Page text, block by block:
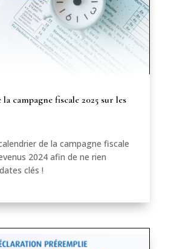
campagne fiscale 2025 sur les
de la campagne fiscale
2024 afin de ne rien
clés !